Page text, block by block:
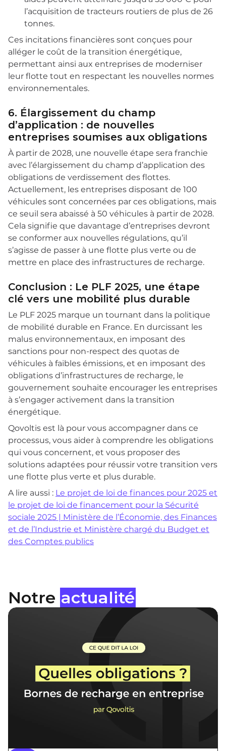
l’acquisition de tracteurs routiers de plus de 26
tonnes.
Ces incitations financières sont conçues pour
alléger le coût de la transition énergétique,
permettant ainsi aux entreprises de moderniser
leur flotte tout en respectant les nouvelles normes
environnementales.
6. Élargissement du champ
d’application : de nouvelles
entreprises soumises aux obligations
À partir de 2028, une nouvelle étape sera franchie
avec l’élargissement du champ d’application des
obligations de verdissement des flottes.
Actuellement, les entreprises disposant de 100
véhicules sont concernées par ces obligations, mais
ce seuil sera abaissé à 50 véhicules à partir de 2028.
Cela signifie que davantage d’entreprises devront
se conformer aux nouvelles régulations, qu’il
s’agisse de passer à une flotte plus verte ou de
mettre en place des infrastructures de recharge.
Conclusion : Le PLF 2025, une étape
clé vers une mobilité plus durable
Le PLF 2025 marque un tournant dans la politique
de mobilité durable en France. En durcissant les
malus environnementaux, en imposant des
sanctions pour non-respect des quotas de
véhicules à faibles émissions, et en imposant des
obligations d’infrastructures de recharge, le
gouvernement souhaite encourager les entreprises
à s’engager activement dans la transition
énergétique.
Qovoltis est là pour vous accompagner dans ce
processus, vous aider à comprendre les obligations
qui vous concernent, et vous proposer des
solutions adaptées pour réussir votre transition vers
une flotte plus verte et plus durable.
A lire aussi : Le projet de loi de finances pour 2025 et
le projet de loi de financement pour la Sécurité
sociale 2025 | Ministère de l’Économie, des Finances
et de l’Industrie et Ministère chargé du Budget et
des Comptes publics
Notre actualité